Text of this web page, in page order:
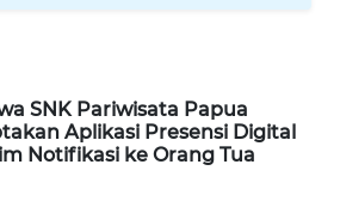
SNK Pariwisata Papua
Aplikasi Presensi Digital
Notifikasi ke Orang Tua